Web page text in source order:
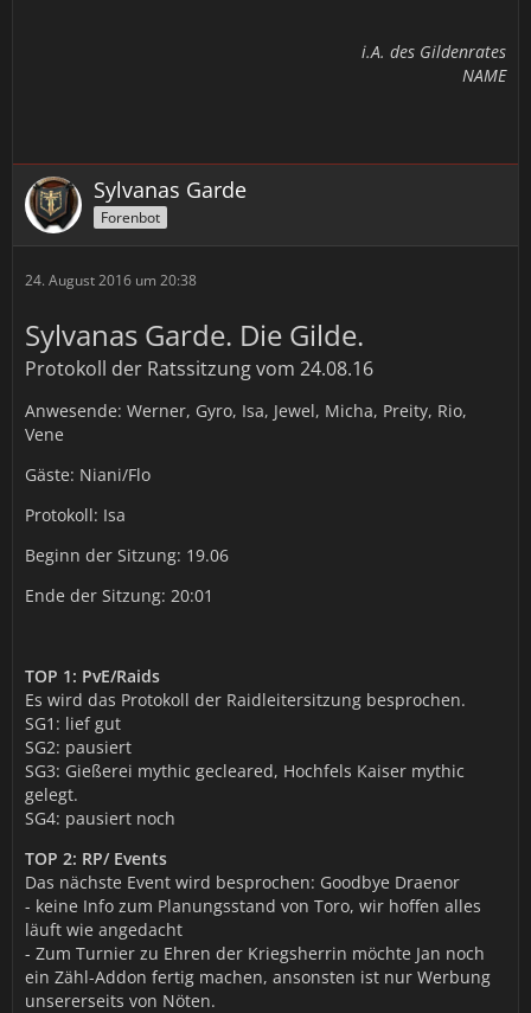
i.A. des Gildenrates
NAME
Sylvanas Garde
Forenbot
24. August 2016 um 20:38
Sylvanas Garde. Die Gilde.
Protokoll der Ratssitzung vom 24.08.16
Anwesende: Werner, Gyro, Isa, Jewel, Micha, Preity, Rio,
Vene
Gäste: Niani/Flo
Protokoll: Isa
Beginn der Sitzung: 19.06
Ende der Sitzung: 20:01
TOP 1: PvE/Raids
Es wird das Protokoll der Raidleitersitzung besprochen.
SG1: lief gut
SG2: pausiert
SG3: Gießerei mythic gecleared, Hochfels Kaiser mythic
gelegt.
SG4: pausiert noch
TOP 2: RP/ Events
Das nächste Event wird besprochen: Goodbye Draenor
- keine Info zum Planungsstand von Toro, wir hoffen alles
läuft wie angedacht
- Zum Turnier zu Ehren der Kriegsherrin möchte Jan noch
ein Zähl-Addon fertig machen, ansonsten ist nur Werbung
unsererseits von Nöten.